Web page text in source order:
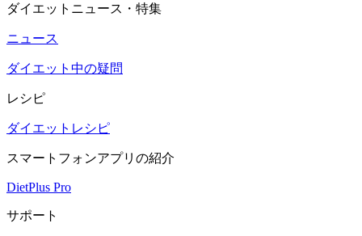
ダイエットニュース・特集
ニュース
ダイエット中の疑問
レシピ
ダイエットレシピ
スマートフォンアプリの紹介
DietPlus Pro
サポート